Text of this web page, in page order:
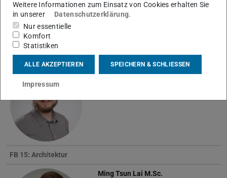
Jens WalaM.Sc.
FB 15: Architektur
Ming Tsun Lai M.Sc.
Weitere Informationen zum Einsatz von Cookies erhalten Sie
in unserer
Datenschutzerklärung.
Nur essentielle
Komfort
Statistiken
ALLE AKZEPTIEREN SPEICHERN & SCHLIESSEN
Impressum